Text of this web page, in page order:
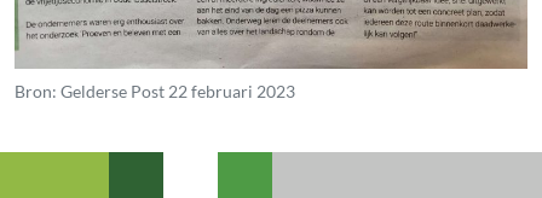
Bron: Gelderse Post 22 februari 2023